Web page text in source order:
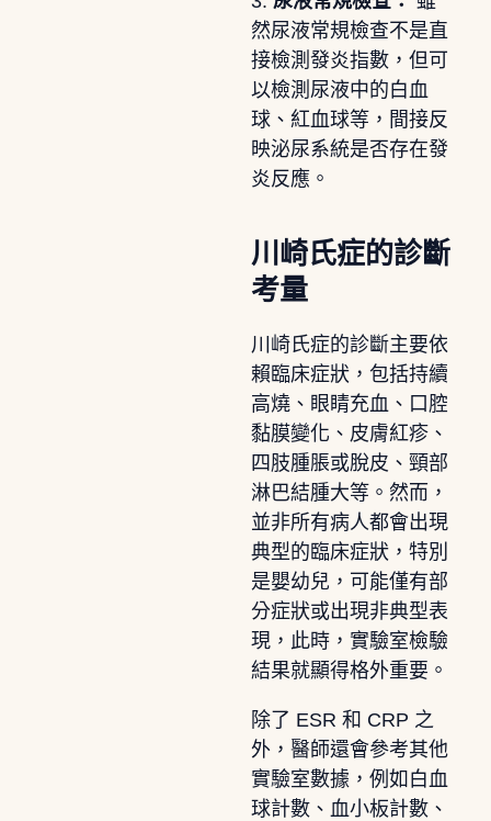
然尿液常規檢查不是直
接檢測發炎指數，但可
以檢測尿液中的白血
球、紅血球等，間接反
映泌尿系統是否存在發
炎反應。
川崎氏症的診斷
考量
川崎氏症的診斷主要依
賴臨床症狀，包括持續
高燒、眼睛充血、口腔
黏膜變化、皮膚紅疹、
四肢腫脹或脫皮、頸部
淋巴結腫大等。然而，
並非所有病人都會出現
典型的臨床症狀，特別
是嬰幼兒，可能僅有部
分症狀或出現非典型表
現，此時，實驗室檢驗
結果就顯得格外重要。
除了 ESR 和 CRP 之
外，醫師還會參考其他
實驗室數據，例如白血
球計數、血小板計數、